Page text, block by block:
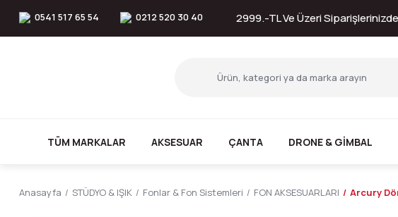
0541 517 65 54 0212 520 30 40 2999.-TL Ve Üzeri
TÜM MARKALAR AKSESUAR ÇANTA DRONE & GİMBAL
Anasayfa STÜDYO & IŞIK Fonlar & Fon Sistemleri FON AKSESUARLARI Arcury